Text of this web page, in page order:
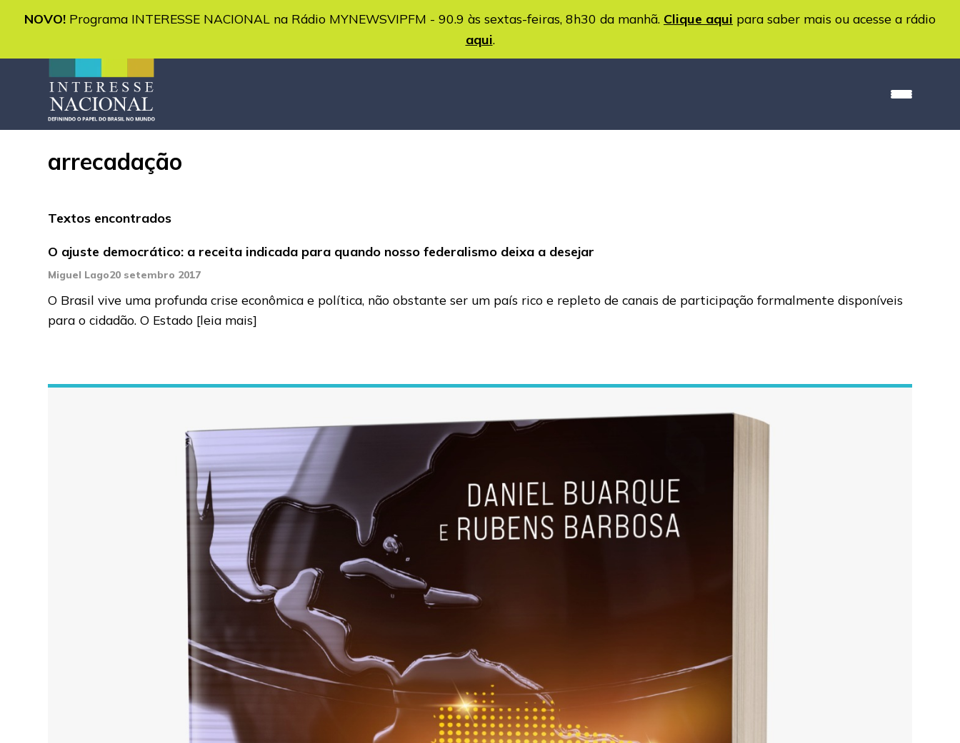
NOVO! Programa INTERESSE NACIONAL na Rádio MYNEWSVIPFM - 90.9 às sextas-feiras, 8h30 da manhã. Clique aqui para saber mais ou acesse a rádio
aqui.
arrecadação
Textos encontrados
O ajuste democrático: a receita indicada para quando nosso federalismo deixa a desejar
Miguel Lago20 setembro 2017
O Brasil vive uma profunda crise econômica e política, não obstante ser um país rico e repleto de canais de participação formalmente disponíveis
para o cidadão. O Estado [leia mais]